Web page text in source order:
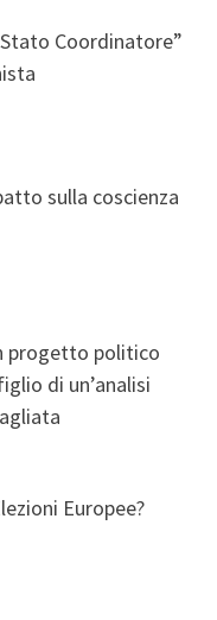
Coordinatore”
sulla coscienza
progetto politico
di un’analisi
Europee?